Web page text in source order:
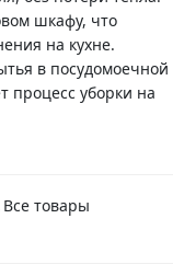
шкафу, что
на кухне.
в посудомоечной
процесс уборки на
Все товары